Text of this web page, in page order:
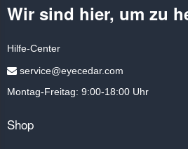
Wir sind hier, um zu
Hilfe-Center
service@eyecedar.com
Montag-Freitag: 9:00-18:00 Uhr
Shop